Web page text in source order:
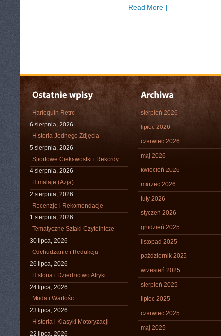
Read More ]
Harlequin Retro
6 sierpnia, 2026
Historia Jednego Zdjęcia
5 sierpnia, 2026
Sportowe Ciekawostki i Rekordy
4 sierpnia, 2026
Himalaje (Azja)
2 sierpnia, 2026
Recenzje i Rekomendacje
1 sierpnia, 2026
Tematyczne Szlaki Czytelnicze
30 lipca, 2026
Odchudzanie i Redukcja
26 lipca, 2026
Historia i Dziedzictwo Afryki
24 lipca, 2026
Moda i Wartości
23 lipca, 2026
Historia i Klasyki Motoryzacji
22 lipca, 2026
sierpień 2026
lipiec 2026
czerwiec 2026
maj 2026
kwiecień 2026
marzec 2026
luty 2026
styczeń 2026
grudzień 2025
listopad 2025
październik 2025
wrzesień 2025
sierpień 2025
lipiec 2025
czerwiec 2025
maj 2025